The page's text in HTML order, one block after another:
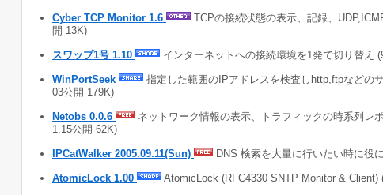
Cyber TCP Monitor 1.6
TCPの接続状態の表示、記録、
開 13K)
スワップ1号 1.10 インターネットへの接続環境を1発で切り替え
WinPortSeek
指定した範囲のIPアドレスを検査しhttp,ftpなどの
03公開 179K)
Netobs 0.0.6
ネットワーク情報の表示、トラフィックの時系列レ
1.15公開 62K)
IPCatWalker 2005.09.11(Sun) DNS 検索を大量に行いたい時に役
AtomicLock 1.00 AtomicLock (RFC4330 SNTP Monitor & Client)